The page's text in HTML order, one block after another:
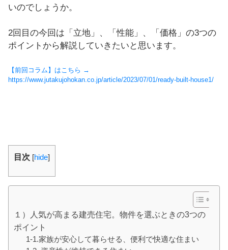
いのでしょうか。
2回目の今回は「立地」、「性能」、「価格」の3つの
ポイントから解説していきたいと思います。
【前回コラム】はこちら →
https://www.jutakujohokan.co.jp/article/2023/07/01/ready-built-house1/
目次 [hide]
１）人気が高まる建売住宅。物件を選ぶときの3つの
ポイント
1-1.家族が安心して暮らせる、便利で快適な住まい